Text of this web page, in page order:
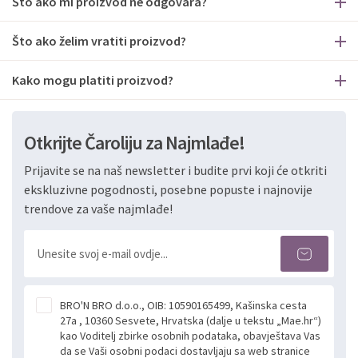
Što ako želim vratiti proizvod?
Kako mogu platiti proizvod?
Otkrijte Čaroliju za Najmlađe!
Prijavite se na naš newsletter i budite prvi koji će otkriti
ekskluzivne pogodnosti, posebne popuste i najnovije
trendove za vaše najmlađe!
BRO'N BRO d.o.o., OIB: 10590165499, Kašinska cesta
27a , 10360 Sesvete, Hrvatska (dalje u tekstu „Mae.hr“)
kao Voditelj zbirke osobnih podataka, obavještava Vas
da se Vaši osobni podaci dostavljaju sa web stranice